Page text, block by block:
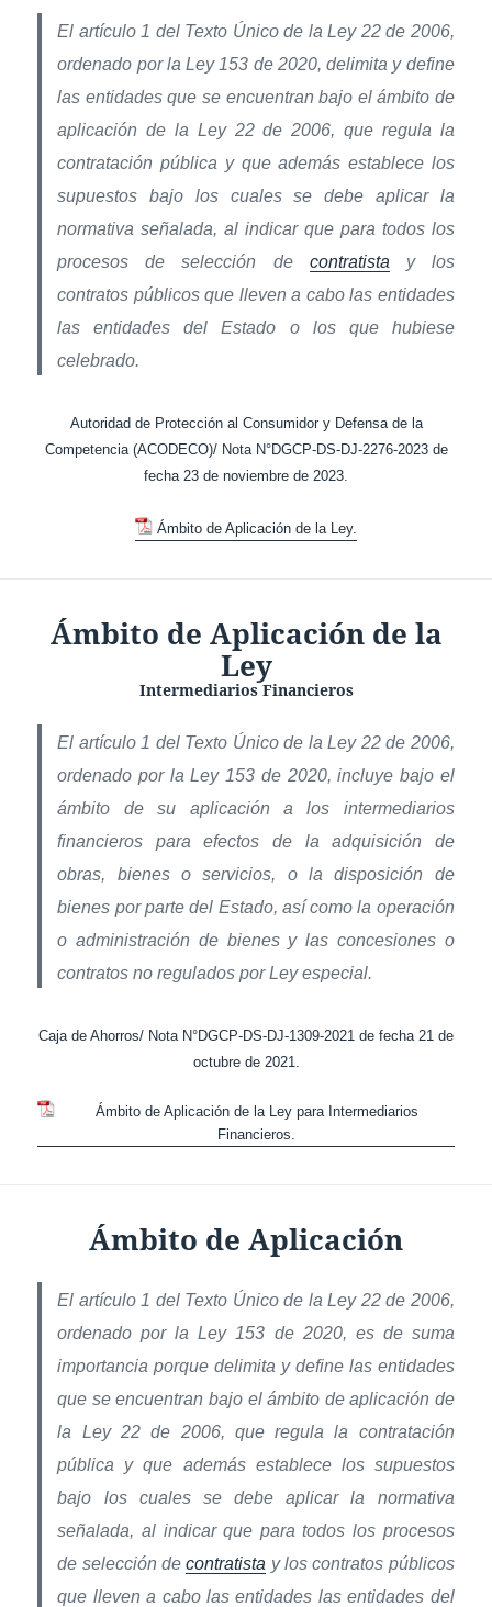
El artículo 1 del Texto Único de la Ley 22 de 2006,
ordenado por la Ley 153 de 2020, delimita y define
las entidades que se encuentran bajo el ámbito de
aplicación de la Ley 22 de 2006, que regula la
contratación pública y que además establece los
supuestos bajo los cuales se debe aplicar la
normativa señalada, al indicar que para todos los
procesos de selección de contratista y los
contratos públicos que lleven a cabo las entidades
las entidades del Estado o los que hubiese
celebrado.
Autoridad de Protección al Consumidor y Defensa de la
Competencia (ACODECO)/ Nota N°DGCP-DS-DJ-2276-2023 de
fecha 23 de noviembre de 2023.
Ámbito de Aplicación de la Ley.
Ámbito de Aplicación de la
Ley
Intermediarios Financieros
El artículo 1 del Texto Único de la Ley 22 de 2006,
ordenado por la Ley 153 de 2020, incluye bajo el
ámbito de su aplicación a los intermediarios
financieros para efectos de la adquisición de
obras, bienes o servicios, o la disposición de
bienes por parte del Estado, así como la operación
o administración de bienes y las concesiones o
contratos no regulados por Ley especial.
Caja de Ahorros/ Nota N°DGCP-DS-DJ-1309-2021 de fecha 21 de
octubre de 2021.
Ámbito de Aplicación de la Ley para Intermediarios
Financieros.
Ámbito de Aplicación
El artículo 1 del Texto Único de la Ley 22 de 2006,
ordenado por la Ley 153 de 2020, es de suma
importancia porque delimita y define las entidades
que se encuentran bajo el ámbito de aplicación de
la Ley 22 de 2006, que regula la contratación
pública y que además establece los supuestos
bajo los cuales se debe aplicar la normativa
señalada, al indicar que para todos los procesos
de selección decontratista y los contratos públicos
que lleven a cabo las entidades las entidades del